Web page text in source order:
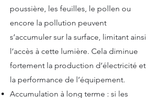
poussière, les feuilles, le pollen ou
encore la pollution peuvent
s’accumuler sur la surface, limitant ainsi
l’accès à cette lumière. Cela diminue
fortement la production d’électricité et
la performance de l’équipement.
Accumulation à long terme : si les